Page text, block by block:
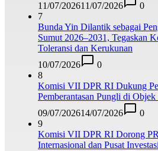
11/07/202611/07/2026
0
7
Bunda Yin Dilantik sebagai
Sumut 2026–2031, Tegaskan
Toleransi dan Kerukunan
10/07/2026
0
8
Komisi VII DPR RI Dukung
Pemberantasan Pungli di Objek
09/07/202614/07/2026
0
9
Komisi VII DPR RI Dorong
Internasional dan Pusat